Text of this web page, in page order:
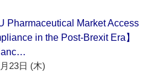
Pharmaceutical Market Access
in the Post-Brexit Era】
23日 (木)